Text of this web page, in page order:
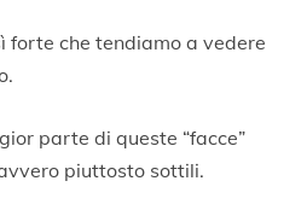
forte che tendiamo a vedere
parte di queste “facce”
piuttosto sottili.